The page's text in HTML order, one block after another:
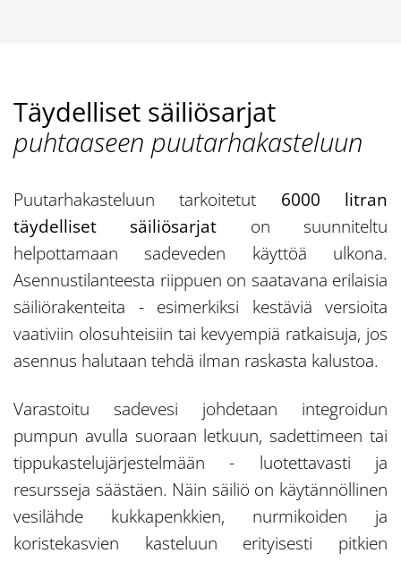
Täydelliset säiliösarjat
puhtaaseen puutarhakasteluun
Puutarhakasteluun tarkoitetut 6000 litran
täydelliset säiliösarjat on suunniteltu
helpottamaan sadeveden käyttöä ulkona.
Asennustilanteesta riippuen on saatavana erilaisia
säiliörakenteita - esimerkiksi kestäviä versioita
vaativiin olosuhteisiin tai kevyempiä ratkaisuja, jos
asennus halutaan tehdä ilman raskasta kalustoa.
Varastoitu sadevesi johdetaan integroidun
pumpun avulla suoraan letkuun, sadettimeen tai
tippukastelujärjestelmään - luotettavasti ja
resursseja säästäen. Näin säiliö on käytännöllinen
vesilähde kukkapenkkien, nurmikoiden ja
koristekasvien kasteluun erityisesti pitkien